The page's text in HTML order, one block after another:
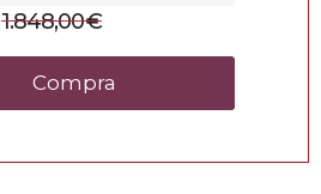
€
1.848,00
Compra